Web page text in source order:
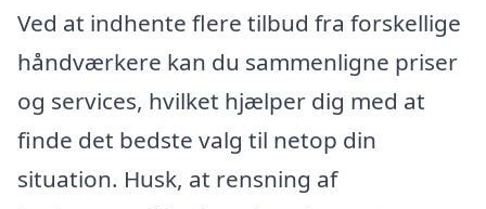
Ved at indhente flere tilbud fra forskellige
håndværkere kan du sammenligne priser
og services, hvilket hjælper dig med at
finde det bedste valg til netop din
situation. Husk, at rensning af